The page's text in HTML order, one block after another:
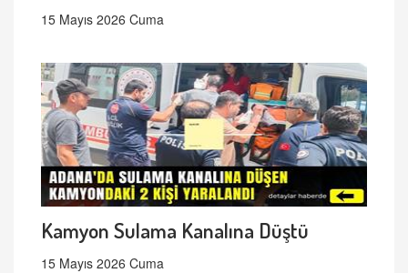
15 Mayıs 2026 Cuma
Kamyon Sulama Kanalına Düştü
15 Mayıs 2026 Cuma